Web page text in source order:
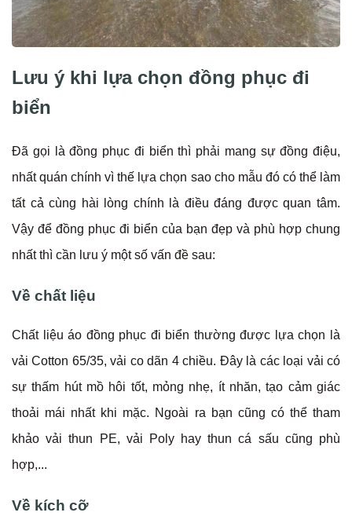
Lưu ý khi lựa chọn đồng phục đi
biển
Đã gọi là đồng phục đi biển thì phải mang sự đồng điệu,
nhất quán chính vì thế lựa chọn sao cho mẫu đó có thể làm
tất cả cùng hài lòng chính là điều đáng được quan tâm.
Vậy để đồng phục đi biển của bạn đẹp và phù hợp chung
nhất thì cần lưu ý một số vấn đề sau:
Về chất liệu
Chất liệu áo đồng phục đi biển thường được lựa chọn là
vải Cotton 65/35, vải co dãn 4 chiều. Đây là các loại vải có
sự thấm hút mồ hôi tốt, mỏng nhẹ, ít nhăn, tạo cảm giác
thoải mái nhất khi mặc. Ngoài ra bạn cũng có thể tham
khảo vải thun PE, vải Poly hay thun cá sấu cũng phù
hợp,...
Về kích cỡ